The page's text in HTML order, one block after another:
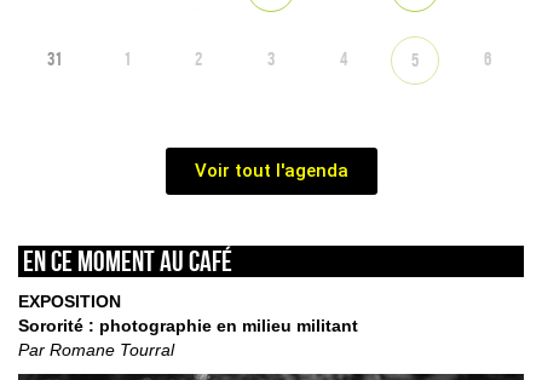
31 1 2 3 4 5 6
Voir tout l'agenda
En ce moment au café
EXPOSITION
Sororité : photographie en milieu militant
Par Romane Tourral